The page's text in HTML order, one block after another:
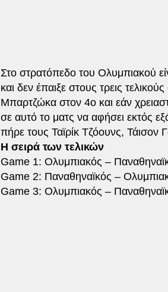
Στο στρατόπεδο του Ολυμπιακού
και δεν έπαιξε στους τρεις
Μπαρτζώκα στον 4ο και εάν
σε αυτό το ματς να αφήσει εκτός
πήρε τους Ταϊρίκ Τζόουνς, Τάισον
Η σειρά των τελικών
Game 1: Ολυμπιακός –
Game 2: Παναθηναϊκός –
Game 3: Ολυμπιακός –